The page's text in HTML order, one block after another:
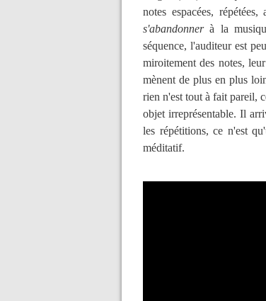
notes espacées,
s'abandonnerà la
séquence, l'auditeur est
miroitement des notes,
mènent de plus en plus
rien n'est tout à fait pareil,
objet irreprésentable. Il
les répétitions, ce n'est
méditatif.